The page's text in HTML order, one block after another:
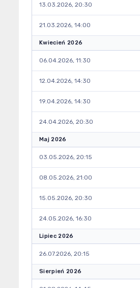
13.03.2026, 20:30
21.03.2026, 14:00
Kwiecień 2026
06.04.2026, 11:30
12.04.2026, 14:30
19.04.2026, 14:30
24.04.2026, 20:30
Maj 2026
03.05.2026, 20:15
08.05.2026, 21:00
15.05.2026, 20:30
24.05.2026, 16:30
Lipiec 2026
26.07.2026, 20:15
Sierpień 2026